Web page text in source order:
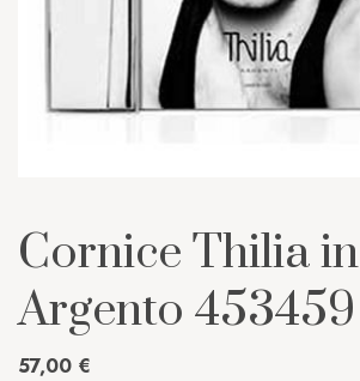
Cornice Thilia in
Argento 453459
57,00 €